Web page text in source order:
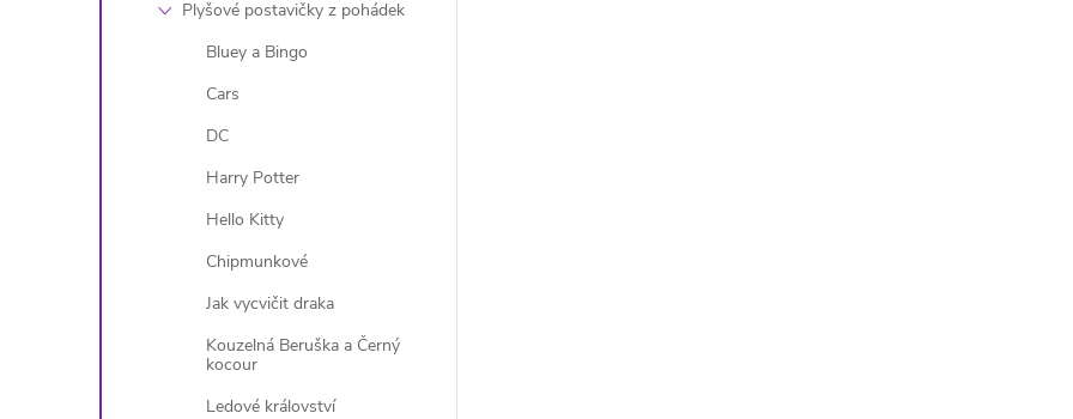
Plyšové postavičky z pohádek
Bluey a Bingo
Cars
DC
Harry Potter
Hello Kitty
Chipmunkové
Jak vycvičit draka
Kouzelná Beruška a Černý
kocour
Ledové království